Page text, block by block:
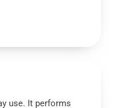
use. It performs